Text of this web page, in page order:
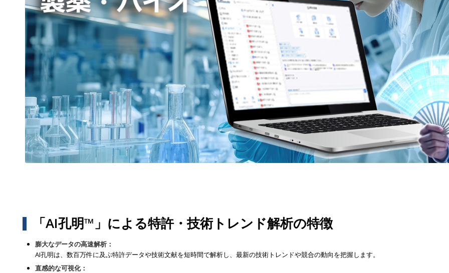
「AI孔明™」による特許・技術トレンド解析の特徴
膨大なデータの高速解析：
AI孔明は、数百万件に及ぶ特許データや技術文献を短時間で解析し、最新の技術トレンドや競合の動向を把握します。
直感的な可視化：